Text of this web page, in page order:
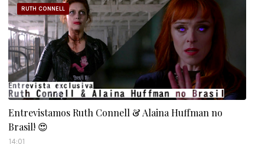
RUTH CONNELL
Entrevistamos Ruth Connell & Alaina Huffman no
Brasil! 😍
14:01